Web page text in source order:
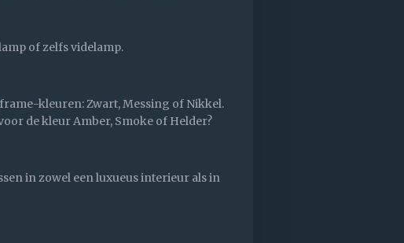
of zelfs videlamp.
kleuren: Zwart, Messing of Nikkel.
de kleur Amber, Smoke of Helder?
in zowel een luxueus interieur als in